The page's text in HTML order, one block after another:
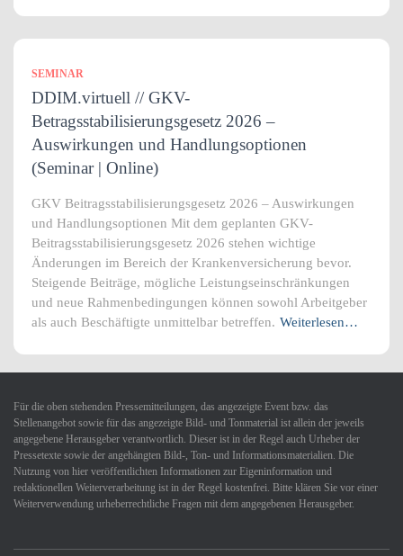
SEMINAR
DDIM.virtuell // GKV-
Betragsstabilisierungsgesetz 2026 –
Auswirkungen und Handlungsoptionen
(Seminar | Online)
GKV Beitragsstabilisierungsgesetz 2026 – Auswirkungen
und Handlungsoptionen Mit dem geplanten GKV-
Beitragsstabilisierungsgesetz 2026 stehen wichtige
Änderungen im Bereich der Krankenversicherung bevor.
Steigende Beiträge, mögliche Leistungseinschränkungen
und neue Rahmenbedingungen können sowohl Arbeitgeber
als auch Beschäftigte unmittelbar betreffen. Weiterlesen…
Für die oben stehenden Pressemitteilungen, das angezeigte Event bzw. das
Stellenangebot sowie für das angezeigte Bild- und Tonmaterial ist allein der jeweils
angegebene Herausgeber verantwortlich. Dieser ist in der Regel auch Urheber der
Pressetexte sowie der angehängten Bild-, Ton- und Informationsmaterialien. Die
Nutzung von hier veröffentlichten Informationen zur Eigeninformation und
redaktionellen Weiterverarbeitung ist in der Regel kostenfrei. Bitte klären Sie vor einer
Weiterverwendung urheberrechtliche Fragen mit dem angegebenen Herausgeber.